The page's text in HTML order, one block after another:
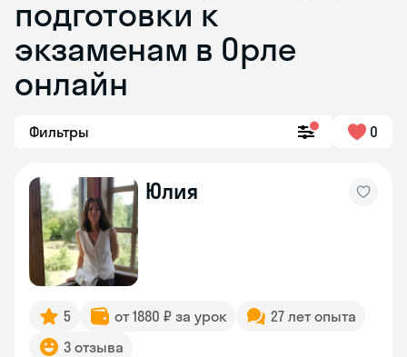
подготовки к
экзаменам в Орле
онлайн
Фильтры 0
Юлия
5 от 1880 ₽ за урок
27 лет опыта
3 отзыва
Skyeng Chat
online